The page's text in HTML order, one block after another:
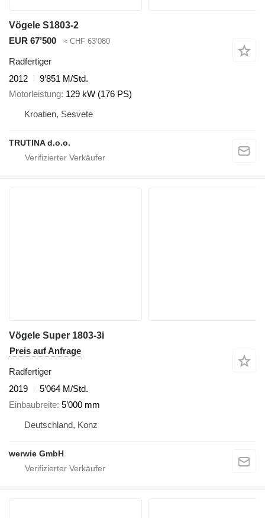
Vögele S1803-2
EUR 67’500
≈ CHF 63’080
Radfertiger
2012
9’851 M/Std.
Motorleistung 129 kW (176 PS)
Kroatien, Sesvete
TRUTINA d.o.o.
Vögele Super 1803-3i
Preis auf Anfrage
Radfertiger
2019
5’064 M/Std.
Einbaubreite 5’000 mm
Deutschland, Konz
werwie GmbH